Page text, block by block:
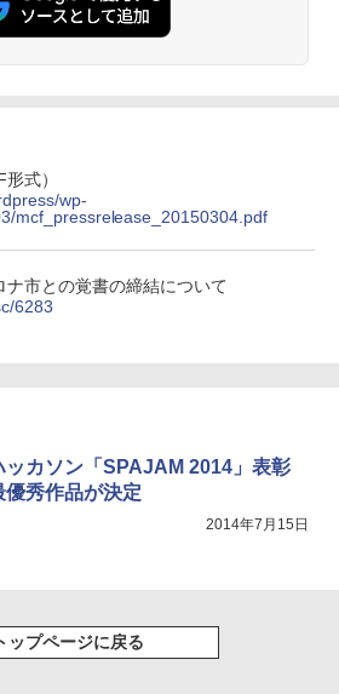
式）
wp-
mcf_pressrelease_20150304.pdf
ナ市との覚書の締結について
6283
ッカソン「SPAJAM 2014」表彰
優秀作品が決定
2014年7月15日
ップページに戻る